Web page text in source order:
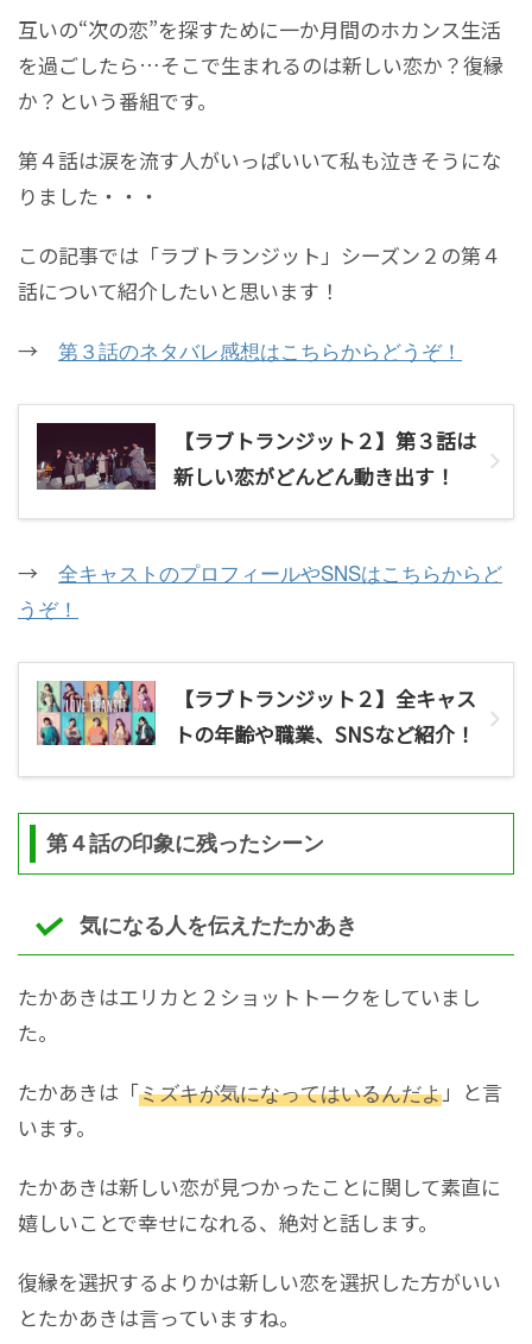
互いの“次の恋”を探すために一か月間のホカンス生活
を過ごしたら…そこで生まれるのは新しい恋か？復縁
か？という番組です。
第４話は涙を流す人がいっぱいいて私も泣きそうにな
りました・・・
この記事では「ラブトランジット」シーズン２の第４
話について紹介したいと思います！
→ 第３話のネタバレ感想はこちらからどうぞ！
【ラブトランジット２】第３話は
新しい恋がどんどん動き出す！
→ 全キャストのプロフィールやSNSはこちらからど
うぞ！
【ラブトランジット２】全キャス
トの年齢や職業、SNSなど紹介！
第４話の印象に残ったシーン
気になる人を伝えたたかあき
たかあきはエリカと２ショットトークをしていまし
た。
たかあきは「ミズキが気になってはいるんだよ」と言
います。
たかあきは新しい恋が見つかったことに関して素直に
嬉しいことで幸せになれる、絶対と話します。
復縁を選択するよりかは新しい恋を選択した方がいい
とたかあきは言っていますね。